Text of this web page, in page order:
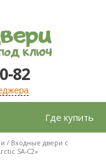
82
Где купить
/ Входные двери с
SA-C2»